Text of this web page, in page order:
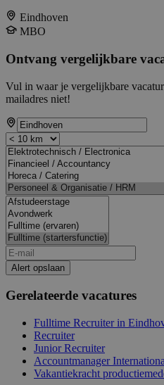
Eindhoven
MBO
Ontvang vergelijkbare
Vul in waar je vergelijkbare
mailadres niet!
Alert opslaan
Gerelateerde vacatures
Fulltime Recruiter in
Recruiter
Junior Recruiter
Accountmanager
Vakantiekracht